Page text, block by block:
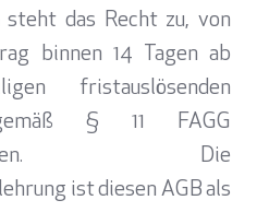
steht das Recht zu, von
binnen 14 Tagen ab
fristauslösenden
§ 11 FAGG
Die
ist diesen AGB als